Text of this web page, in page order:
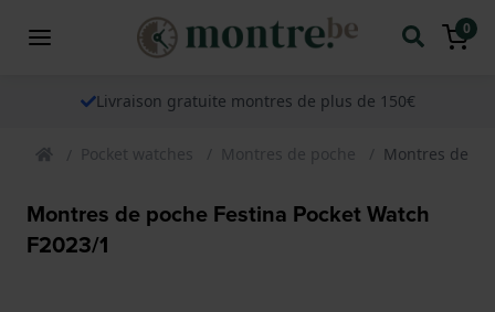
0
Livraison gratuite montres de plus de 150€
Pocket watches Montres de poche Montres de
Montres de poche Festina Pocket Watch
F2023/1